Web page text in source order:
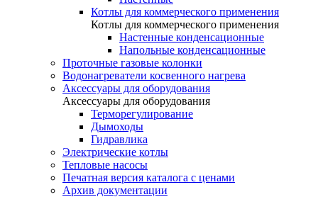
Котлы для коммерческого применения
Котлы для коммерческого применения
Настенные конденсационные
Напольные конденсационные
Проточные газовые колонки
Водонагреватели косвенного нагрева
Аксессуары для оборудования
Аксессуары для оборудования
Терморегулирование
Дымоходы
Гидравлика
Электрические котлы
Тепловые насосы
Печатная версия каталога с ценами
Архив документации